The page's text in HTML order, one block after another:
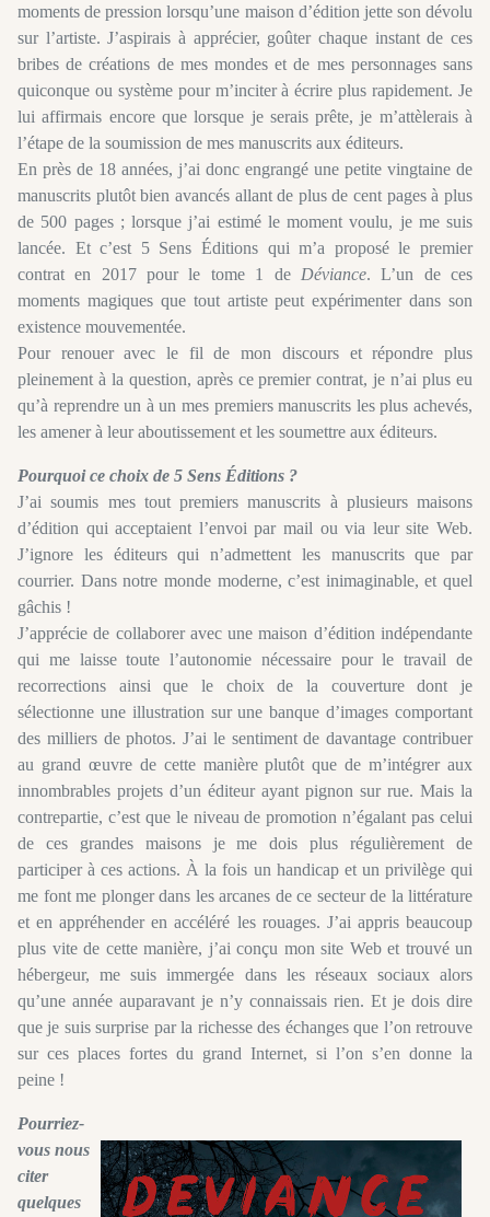
moments de pression lorsqu’une maison d’édition jette son dévolu
sur l’artiste. J’aspirais à apprécier, goûter chaque instant de ces
bribes de créations de mes mondes et de mes personnages sans
quiconque ou système pour m’inciter à écrire plus rapidement. Je
lui affirmais encore que lorsque je serais prête, je m’attèlerais à
l’étape de la soumission de mes manuscrits aux éditeurs.
En près de 18 années, j’ai donc engrangé une petite vingtaine de
manuscrits plutôt bien avancés allant de plus de cent pages à plus
de 500 pages ; lorsque j’ai estimé le moment voulu, je me suis
lancée. Et c’est 5 Sens Éditions qui m’a proposé le premier
contrat en 2017 pour le tome 1 de Déviance. L’un de ces
moments magiques que tout artiste peut expérimenter dans son
existence mouvementée.
Pour renouer avec le fil de mon discours et répondre plus
pleinement à la question, après ce premier contrat, je n’ai plus eu
qu’à reprendre un à un mes premiers manuscrits les plus achevés,
les amener à leur aboutissement et les soumettre aux éditeurs.
Pourquoi ce choix de 5 Sens Éditions ?
J’ai soumis mes tout premiers manuscrits à plusieurs maisons
d’édition qui acceptaient l’envoi par mail ou via leur site Web.
J’ignore les éditeurs qui n’admettent les manuscrits que par
courrier. Dans notre monde moderne, c’est inimaginable, et quel
gâchis !
J’apprécie de collaborer avec une maison d’édition indépendante
qui me laisse toute l’autonomie nécessaire pour le travail de
recorrections ainsi que le choix de la couverture dont je
sélectionne une illustration sur une banque d’images comportant
des milliers de photos. J’ai le sentiment de davantage contribuer
au grand œuvre de cette manière plutôt que de m’intégrer aux
innombrables projets d’un éditeur ayant pignon sur rue. Mais la
contrepartie, c’est que le niveau de promotion n’égalant pas celui
de ces grandes maisons je me dois plus régulièrement de
participer à ces actions. À la fois un handicap et un privilège qui
me font me plonger dans les arcanes de ce secteur de la littérature
et en appréhender en accéléré les rouages. J’ai appris beaucoup
plus vite de cette manière, j’ai conçu mon site Web et trouvé un
hébergeur, me suis immergée dans les réseaux sociaux alors
qu’une année auparavant je n’y connaissais rien. Et je dois dire
que je suis surprise par la richesse des échanges que l’on retrouve
sur ces places fortes du grand Internet, si l’on s’en donne la
peine !
Pourriez-
vous nous
citer
quelques